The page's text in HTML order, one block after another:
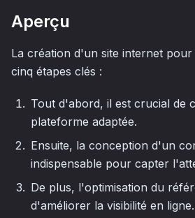
Aperçu
La création d'un site internet
cinq étapes clés :
Tout d'abord, il est crucial de
plateforme adaptée.
Ensuite, la conception d'un
indispensable pour capter
De plus, l'optimisation du
d'améliorer la visibilité en ligne.